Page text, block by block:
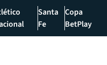
Santa
Fe
Copa
BetPlay